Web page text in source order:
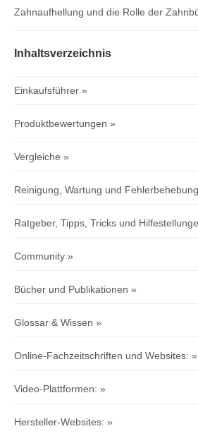
Zahnaufhellung und die Rolle der
Inhaltsverzeichnis
Einkaufsführer
Produktbewertungen
Vergleiche
Reinigung, Wartung und Fehlerbehebung
Ratgeber, Tipps, Tricks und
Community
Bücher und Publikationen
Glossar & Wissen
Online-Fachzeitschriften und Websites:
Video-Plattformen:
Hersteller-Websites: